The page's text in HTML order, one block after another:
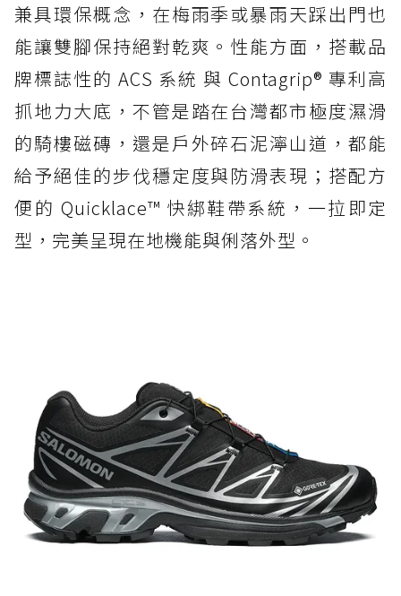
兼具環保概念，在梅雨季或暴雨天踩出門也
能讓雙腳保持絕對乾爽。性能方面，搭載品
牌標誌性的 ACS 系統 與 Contagrip® 專利高
抓地力大底，不管是踏在台灣都市極度濕滑
的騎樓磁磚，還是戶外碎石泥濘山道，都能
給予絕佳的步伐穩定度與防滑表現；搭配方
便的 Quicklace™ 快綁鞋帶系統，一拉即定
型，完美呈現在地機能與俐落外型。